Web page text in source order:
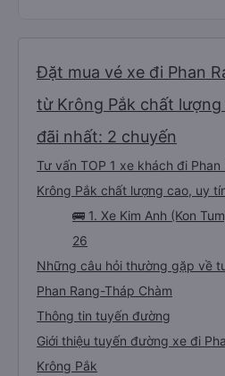
Đặt mua vé xe đi Phan
từ Krông Pắk chất lượng
đãi nhất: 2 chuyến
Tư vấn TOP 1 xe khách đi
Krông Pắk chất lượng cao, uy
🚌 1. Xe Kim Anh (Kon
26
Những câu hỏi thường gặp về
Phan Rang-Tháp Chàm
Thông tin tuyến đường
Giới thiệu tuyến đường xe đi
Krông Pắk